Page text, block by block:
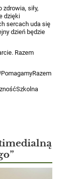
siły,
dzięki
sercach uda się
dzień będzie
Razem